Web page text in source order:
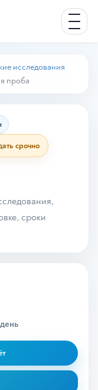
исследования
проба
срочно
сроки